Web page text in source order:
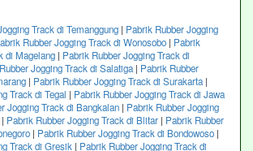
Track di Temanggung | Pabrik Rubber Jogging
Rubber Jogging Track di Wonosobo | Pabrik
di Magelang | Pabrik Rubber Jogging Track di
Jogging Track di Salatiga| Pabrik Rubber
| Pabrik Rubber Jogging Track di Surakarta|
Track di Tegal | Pabrik Rubber Jogging Track di Jawa
Jogging Track di Bangkalan | Pabrik Rubber Jogging
| Pabrik Rubber Jogging Track di Blitar | Pabrik Rubber
| Pabrik Rubber Jogging Track di Bondowoso |
Track di Gresik | Pabrik Rubber Jogging Track di